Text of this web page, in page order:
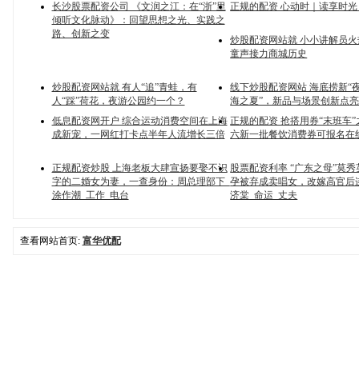
长沙股票配资公司 《文润之江：在“浙”里
倾听文化脉动》：回望思想之光、实践之
路、创新之变
正规的配资 心动时｜读享时
炒股配资网站就 小小讲解员
童声接力商城历史
炒股配资网站就 有人“追”青蛙，有
人“踩”荷花，夜游公园约一个？
线下炒股配资网站 海底捞新“
海之夏”，新品与场景创新点
低息配资网开户 综合运动消费空间在上海
成新宠，一网红打卡点半年人流增长三倍
正规的配资 抢搭用券“末班车
六新一批餐饮消费券可报名在
正规配资炒股 上海老板大肆宣扬要娶不识
字的二婚女为妻，一查身份：周总理部下_
涂作潮_工作_电台
股票配资利率 “广东之母”莫
孕被弃成卖唱女，改嫁高官后
济棠_命运_丈夫
查看网站首页: 富华优配